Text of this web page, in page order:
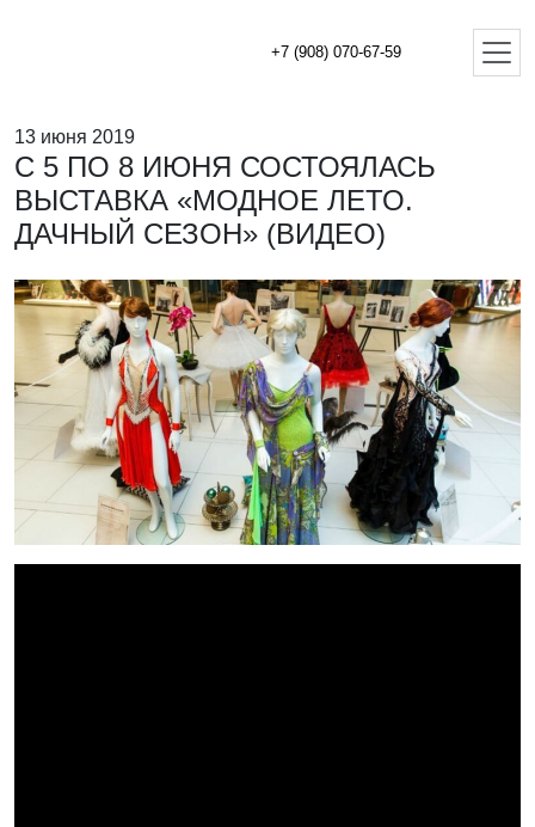
+7 (908) 070-67-59
13 июня 2019
С 5 ПО 8 ИЮНЯ СОСТОЯЛАСЬ
ВЫСТАВКА «МОДНОЕ ЛЕТО.
ДАЧНЫЙ СЕЗОН» (ВИДЕО)